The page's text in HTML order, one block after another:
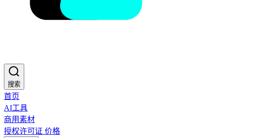
搜索
首页
AI工具
商用素材
授权许可证 价格